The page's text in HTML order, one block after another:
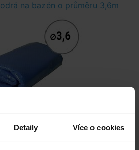
Detaily Více o cookies
na bazén o průměru 3,6m
> 50 ks
v úterý u vás